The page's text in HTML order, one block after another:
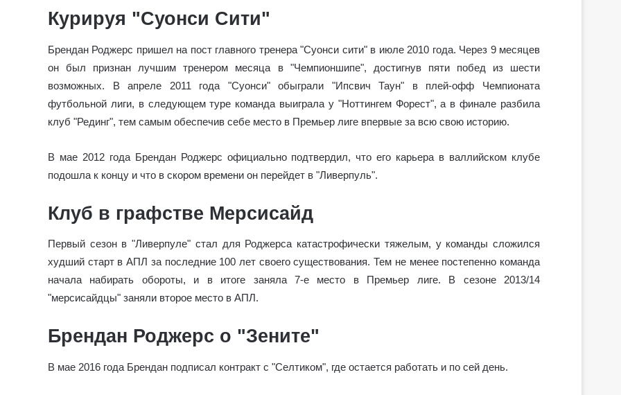
Курируя "Суонси Сити"
Брендан Роджерс пришел на пост главного тренера "Суонси сити" в июле 2010 года. Через 9 месяцев
он был признан лучшим тренером месяца в "Чемпионшипе", достигнув пяти побед из шести
возможных. В апреле 2011 года "Суонси" обыграли "Ипсвич Таун" в плей-офф Чемпионата
футбольной лиги, в следующем туре команда выиграла у "Ноттингем Форест", а в финале разбила
клуб "Рединг", тем самым обеспечив себе место в Премьер лиге впервые за всю свою историю.
В мае 2012 года Брендан Роджерс официально подтвердил, что его карьера в валлийском клубе
подошла к концу и что в скором времени он перейдет в "Ливерпуль".
Клуб в графстве Мерсисайд
Первый сезон в "Ливерпуле" стал для Роджерса катастрофически тяжелым, у команды сложился
худший старт в АПЛ за последние 100 лет своего существования. Тем не менее постепенно команда
начала набирать обороты, и в итоге заняла 7-е место в Премьер лиге. В сезоне 2013/14
"мерсисайдцы" заняли второе место в АПЛ.
Брендан Роджерс о "Зените"
В мае 2016 года Брендан подписал контракт с "Селтиком", где остается работать и по сей день.